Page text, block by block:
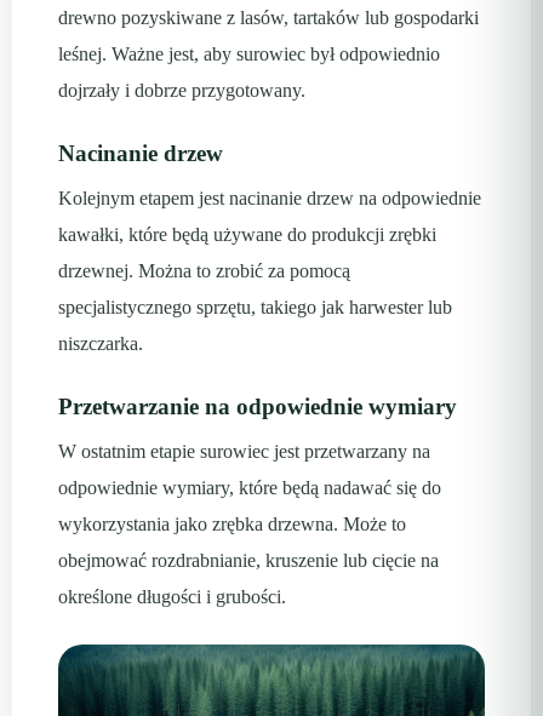
drewno pozyskiwane z lasów, tartaków lub gospodarki
leśnej. Ważne jest, aby surowiec był odpowiednio
dojrzały i dobrze przygotowany.
Nacinanie drzew
Kolejnym etapem jest nacinanie drzew na odpowiednie
kawałki, które będą używane do produkcji zrębki
drzewnej. Można to zrobić za pomocą
specjalistycznego sprzętu, takiego jak harwester lub
niszczarka.
Przetwarzanie na odpowiednie wymiary
W ostatnim etapie surowiec jest przetwarzany na
odpowiednie wymiary, które będą nadawać się do
wykorzystania jako zrębka drzewna. Może to
obejmować rozdrabnianie, kruszenie lub cięcie na
określone długości i grubości.